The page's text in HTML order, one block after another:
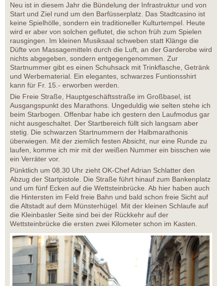
Neu ist in diesem Jahr die Bündelung der Infrastruktur und von
Start und Ziel rund um den Barfüsserplatz. Das Stadtcasino ist
keine Spielhölle, sondern ein traditioneller Kulturtempel. Heute
wird er aber von solchen geflutet, die schon früh zum Spielen
rausgingen. Im kleinen Musiksaal schweben statt Klänge die
Düfte von Massagemitteln durch die Luft, an der Garderobe wird
nichts abgegeben, sondern entgegengenommen. Zur
Startnummer gibt es einen Schuhsack mit Trinkflasche, Getränk
und Werbematerial. Ein elegantes, schwarzes Funtionsshirt
kann für Fr. 15.- erworben werden.
Die Freie Straße, Hauptgeschäftsstraße im Großbasel, ist
Ausgangspunkt des Marathons. Ungeduldig wie selten stehe ich
beim Starbogen. Offenbar habe ich gestern den Laufmodus gar
nicht ausgeschaltet. Der Startbereich füllt sich langsam aber
stetig. Die schwarzen Startnummern der Halbmarathonis
überwiegen. Mit der ziemlich festen Absicht, nur eine Runde zu
laufen, komme ich mir mit der weißen Nummer ein bisschen wie
ein Verräter vor.
Pünktlich um 08.30 Uhr zieht OK-Chef Adrian Schlatter den
Abzug der Startpistole. Die Straße führt hinauf zum Bankenplatz
und um fünf Ecken auf die Wettsteinbrücke. Ab hier haben auch
die Hintersten im Feld freie Bahn und bald schon freie Sicht auf
die Altstadt auf dem Münsterhügel. Mit der kleinen Schlaufe auf
die Kleinbasler Seite sind bei der Rückkehr auf der
Wettsteinbrücke die ersten zwei Kilometer schon im Kasten.